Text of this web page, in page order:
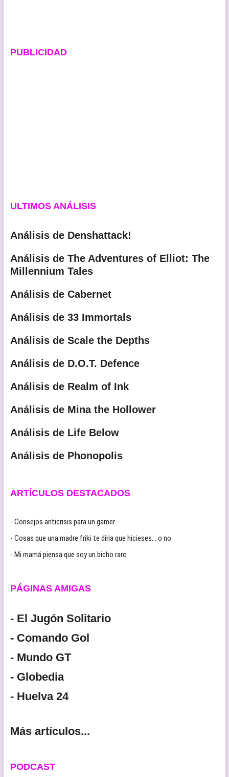
PUBLICIDAD
ULTIMOS ANÁLISIS
Análisis de Denshattack!
Análisis de The Adventures of Elliot: The
Millennium Tales
Análisis de Cabernet
Análisis de 33 Immortals
Análisis de Scale the Depths
Análisis de D.O.T. Defence
Análisis de Realm of Ink
Análisis de Mina the Hollower
Análisis de Life Below
Análisis de Phonopolis
ARTÍCULOS DESTACADOS
- Consejos anticrisis para un gamer
- Cosas que una madre friki te diria que hicieses… o no
- Mi mamá piensa que soy un bicho raro
PÁGINAS AMIGAS
- El Jugón Solitario
- Comando Gol
- Mundo GT
- Globedia
- Huelva 24
Más artículos...
PODCAST